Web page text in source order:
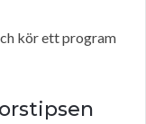
kör ett program